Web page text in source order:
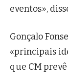
eventos»,
Gonçalo
«principais
que CM